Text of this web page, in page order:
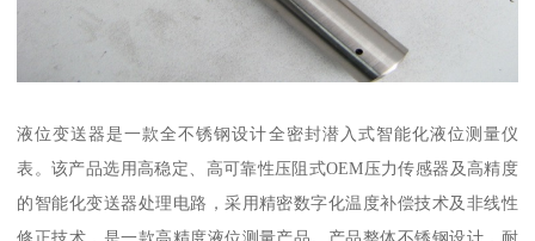
液位变送器是一款全不锈钢设计全密封潜入式智能化液位测量仪
表。该产品选用高稳定、高可靠性压阻式OEM压力传感器及高精度
的智能化变送器处理电路，采用精密数字化温度补偿技术及非线性